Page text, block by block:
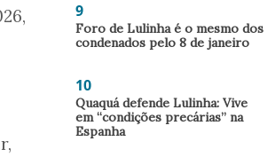
9
Foro de Lulinha é o mesmo dos
condenados pelo 8 de janeiro
10
Quaquá defende Lulinha: Vive
em “condições precárias” na
Espanha